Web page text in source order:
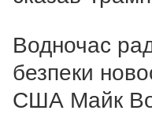
Водночас
безпеки
США Майк